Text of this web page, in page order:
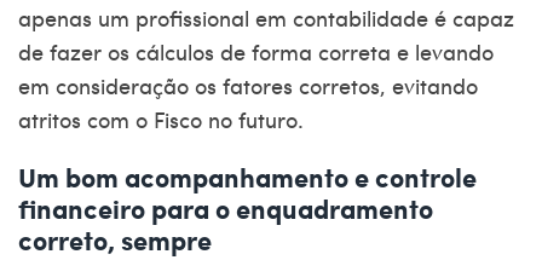
apenas um profissional em contabilidade é capaz
de fazer os cálculos de forma correta e levando
em consideração os fatores corretos, evitando
atritos com o Fisco no futuro.
Um bom acompanhamento e controle
financeiro para o enquadramento
correto, sempre